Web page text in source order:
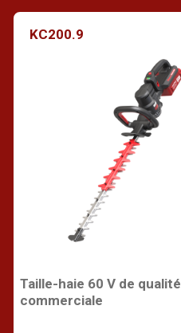
KC200.9
Taille-haie 60 V de qualité
commerciale